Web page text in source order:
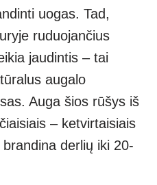
uogas. Tad,
ruduojančius
jaudintis – tai
augalo
Auga šios rūšys iš
– ketvirtaisiais
derlių iki 20-